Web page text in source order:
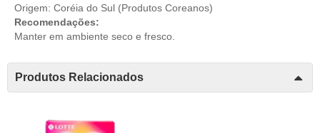
Origem: Coréia do Sul (Produtos Coreanos)
Recomendações:
Manter em ambiente seco e fresco.
Produtos Relacionados